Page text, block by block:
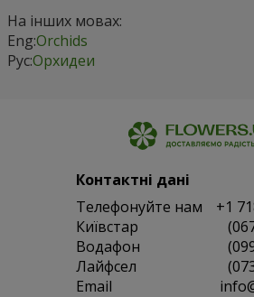
На інших мовах:
Eng:Orchids
Рус:Орхидеи
Контактні дані
Телефонуйте нам
+1
Київстар
Водафон
Лайфсел
Email